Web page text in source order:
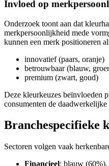
Invloed op
Onderzoek toont aan dat
merkpersoonlijkheid mede
kunnen een merk positioneren
innovatief (paars, oranje)
betrouwbaar (blauw,
premium (zwart, goud)
Deze kleurkeuzes beïnvloeden
consumenten de
Branchespecifieke
Sectoren volgen vaak
Financieel: blauw